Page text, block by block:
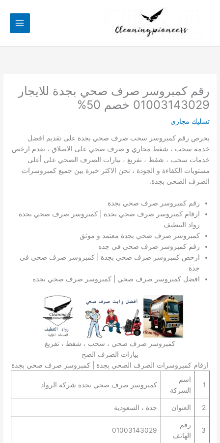
رقم كمبروسر صرف صحي بجدة للايجار
01003143029 خصم 50%
تسليك مجارى
يحرص رقم كمبروسر سحب صرف صحي بجدة على تقديم افضل
خدمة سحب ، شفط مجاري و صرف صحي على الاصلاق ، نقدم ارخص
خدمات سحب ، شفط ، تفريغ ، بيارات الصرف الصحي على أعلى
مستويات الكفاءة و الجودة ، نحن الاكثر خبرة بين جميع كمبروسرات
الصرف الصحي بجدة.
رقم كمبروسر صرف صحي بجدة
ارقام كمبروسر صرف صحي بجدة | كمبروسر صرف صحي بجدة
رواد التنظيف
كمبروسر صرف صحي بجدة معتمد و موثق
رقم كمبروسر صرف صحي في جده
ارخص كمبروسر صرف صحي بجدة | كمبروسر صرف صحي في
جدة
افضل كمبروسر صرف صحي | كمبروسر صرف صحي بجده
كمبروسر صرف صحي ، سحب ، شفط ، تفريغ
بيارات الصرف الصح
ارقام كمبروسرات الصرف الصحي بجدة | كمبروسر صرف صحي بجدة
1
اسم
الشركة
كمبروسر صرف صحي بجدة شركة الرواد
2 العنوان جدة ، السعودية
3
رقم
الهاتف
01003143029